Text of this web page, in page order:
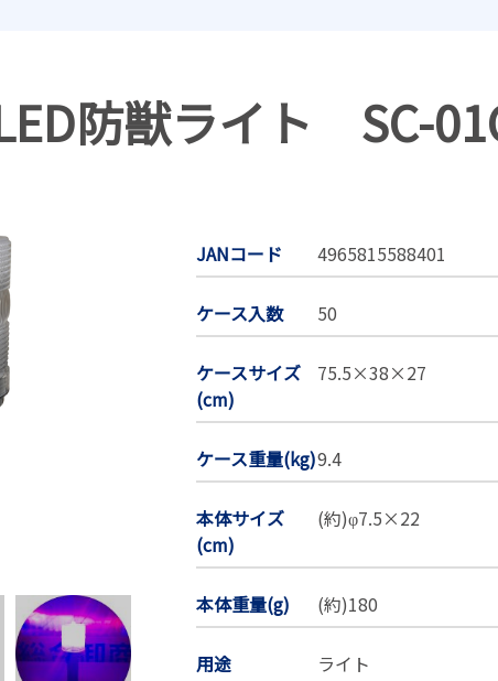
防獣ライト SC-
JANコード 4965815588401
ケース入数 50
ケースサイズ
(cm)
75.5×38×27
ケース重量(kg)9.4
本体サイズ
(cm)
(約)φ7.5×22
本体重量(g) (約)180
用途 ライト